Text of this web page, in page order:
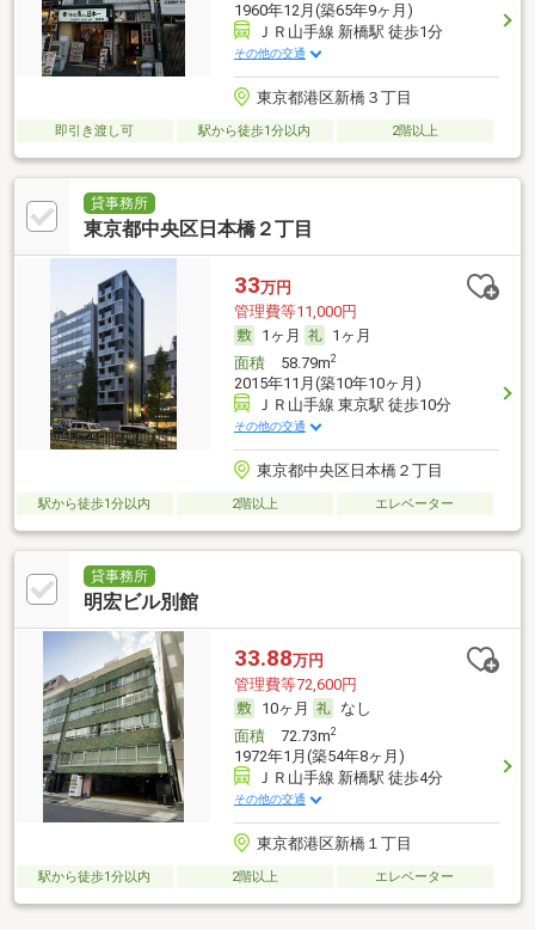
1960年12月(築65年9ヶ月)
ＪＲ山手線 新橋駅 徒歩1分
その他の交通
東京都港区新橋３丁目
即引き渡し可 駅から徒歩1分以内 2階以上
貸事務所
東京都中央区日本橋２丁目
33万円
管理費等11,000円
1ヶ月
1ヶ月
面積58.79m2
2015年11月(築10年10ヶ月)
ＪＲ山手線 東京駅 徒歩10分
その他の交通
東京都中央区日本橋２丁目
駅から徒歩1分以内 2階以上 エレベーター
貸事務所
明宏ビル別館
33.88万円
管理費等72,600円
10ヶ月
なし
面積72.73m2
1972年1月(築54年8ヶ月)
ＪＲ山手線 新橋駅 徒歩4分
その他の交通
東京都港区新橋１丁目
駅から徒歩1分以内 2階以上 エレベーター